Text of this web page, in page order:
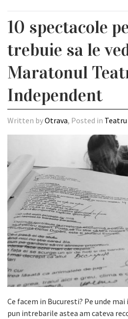
10 spectacole
trebuie sa le
Maratonul
Independent
Written byOtrava, Posted in Teatru
Ce facem in Bucuresti? Pe unde
pun intrebarile astea am cateva